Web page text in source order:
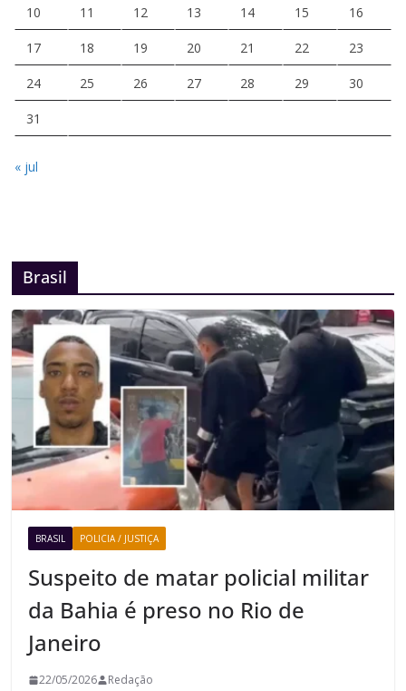
10 11 12 13 14 15 16
17 18 19 20 21 22 23
24 25 26 27 28 29 30
31
« jul
Brasil
BRASIL POLICIA / JUSTIÇA
Suspeito de matar policial militar
da Bahia é preso no Rio de
Janeiro
22/05/2026 Redação